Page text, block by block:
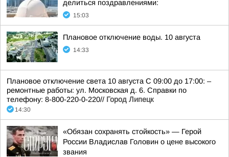
делиться поздравлениями:
15:03
Плановое отключение воды. 10 августа
14:33
Плановое отключение света 10 августа С 09:00 до 17:00: –
ремонтные работы: ул. Московская д. 6. Справки по
телефону: 8-800-220-0-220// Город Липецк
14:30
«Обязан сохранять стойкость» — Герой
России Владислав Головин о цене высокого
звания